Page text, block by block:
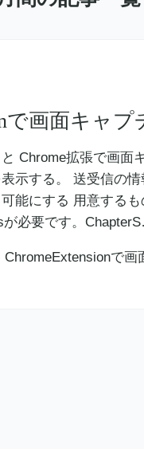
で画面キャ
Chrome拡張で画面
示する。 送受信の
可能にする 用意する
が必要です。